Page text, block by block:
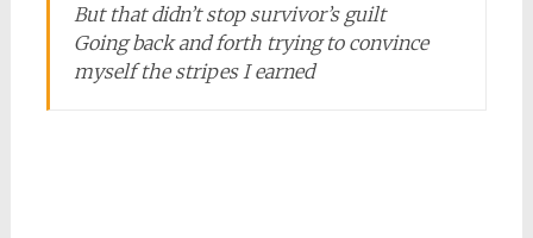
But that didn’t stop survivor’s guilt
Going back and forth trying to convince
myself the stripes I earned